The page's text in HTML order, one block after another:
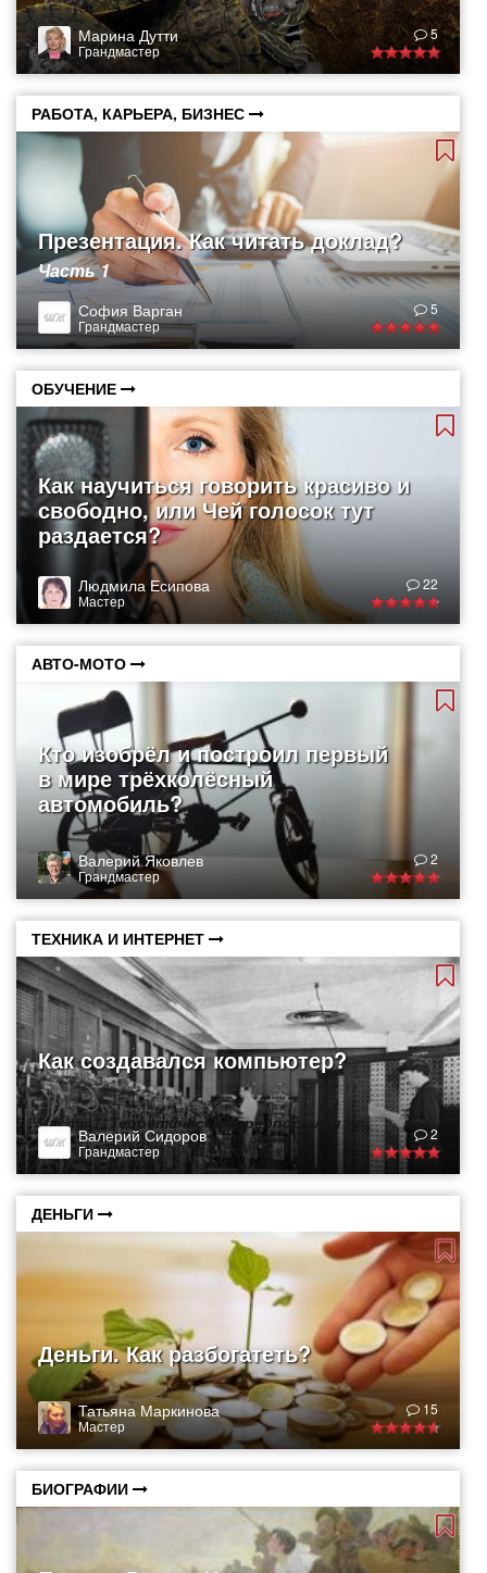
Марина Дутти
Грандмастер
5
РАБОТА, КАРЬЕРА, БИЗНЕС
Презентация. Как читать доклад?
Часть 1
София Варган
Грандмастер
5
ОБУЧЕНИЕ
Как научиться говорить красиво и
свободно, или Чей голосок тут
раздается?
Людмила Есипова
Мастер
22
АВТО-МОТО
Кто изобрёл и построил первый
в мире трёхколёсный
автомобиль?
Валерий Яковлев
Грандмастер
2
ТЕХНИКА И ИНТЕРНЕТ
Как создавался компьютер?
Часть 1. Теоретические предпосылки
Валерий Сидоров
Грандмастер
2
ДЕНЬГИ
Деньги. Как разбогатеть?
Татьяна Маркинова
Мастер
15
БИОГРАФИИ